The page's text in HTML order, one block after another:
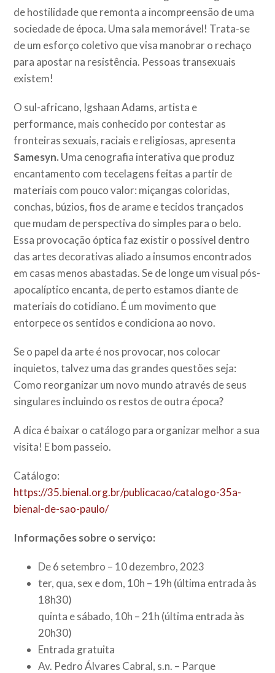
de hostilidade que remonta a incompreensão de uma
sociedade de época. Uma sala memorável! Trata-se
de um esforço coletivo que visa manobrar o rechaço
para apostar na resistência. Pessoas transexuais
existem!
O sul-africano, Igshaan Adams, artista e
performance, mais conhecido por contestar as
fronteiras sexuais, raciais e religiosas, apresenta
Samesyn. Uma cenografia interativa que produz
encantamento com tecelagens feitas a partir de
materiais com pouco valor: miçangas coloridas,
conchas, búzios, fios de arame e tecidos trançados
que mudam de perspectiva do simples para o belo.
Essa provocação óptica faz existir o possível dentro
das artes decorativas aliado a insumos encontrados
em casas menos abastadas. Se de longe um visual pós-
apocalíptico encanta, de perto estamos diante de
materiais do cotidiano. É um movimento que
entorpece os sentidos e condiciona ao novo.
Se o papel da arte é nos provocar, nos colocar
inquietos, talvez uma das grandes questões seja:
Como reorganizar um novo mundo através de seus
singulares incluindo os restos de outra época?
A dica é baixar o catálogo para organizar melhor a sua
visita! E bom passeio.
Catálogo:
https://35.bienal.org.br/publicacao/catalogo-35a-
bienal-de-sao-paulo/
Informações sobre o serviço:
De 6 setembro – 10 dezembro, 2023
ter, qua, sex e dom, 10h – 19h (última entrada às
18h30)
quinta e sábado, 10h – 21h (última entrada às
20h30)
Entrada gratuita
Av. Pedro Álvares Cabral, s.n. – Parque